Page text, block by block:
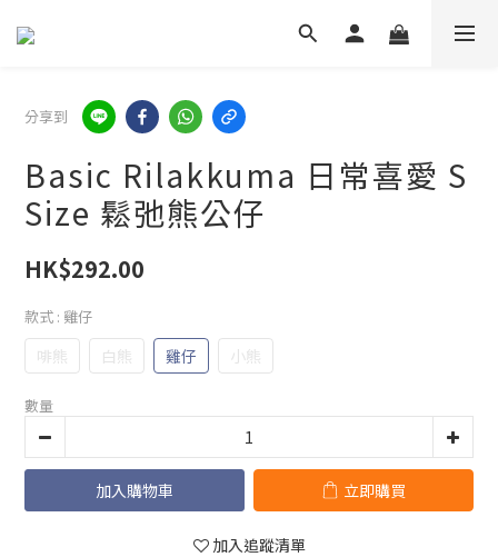
分享到
Basic Rilakkuma 日常喜愛 S
Size 鬆弛熊公仔
HK$292.00
款式 : 雞仔
啡熊 白熊 雞仔 小熊
數量
加入購物車 立即購買
加入追蹤清單